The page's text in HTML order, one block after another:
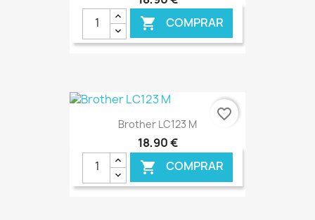
 COMPRAR
€ ONLINE
Brother LC123 M
18,90 €
 COMPRAR
favorite_border